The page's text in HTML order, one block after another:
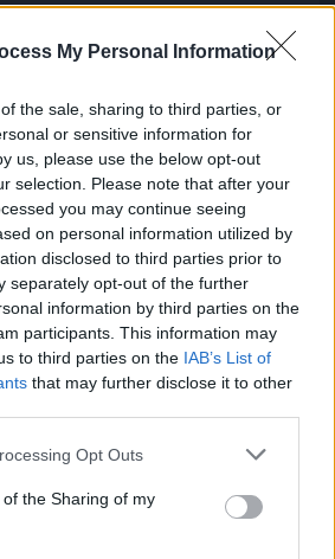
My Personal Information
the sale, sharing to third parties, or
or sensitive information for
us, please use the below opt-out
selection. Please note that after your
you may continue seeing
on personal information utilized by
disclosed to third parties prior to
separately opt-out of the further
information by third parties on the
participants. This information may
to third parties on the IAB’s List of
that may further disclose it to other
app uses one or more Google
or usage behaviour. You may click to
to Google and its third-party tags to
specified purposes in below Google
Opt Outs
the Sharing of my
szép
#6
még kép!